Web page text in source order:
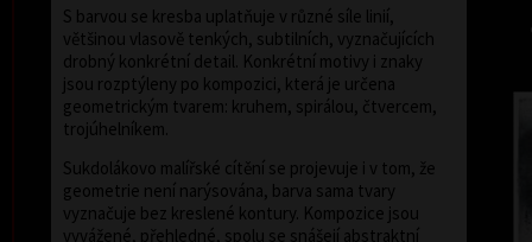
S barvou se kresba uplatňuje v různé síle linií,
většinou vlasově tenkých, subtilních, vyznačujících
drobný konkrétní detail. Konkrétní motivy i znaky
jsou rozptýleny po kompozici, která je určena
geometrickým tvarem: kruhem, spirálou, čtvercem,
trojúhelníkem.
Sukdolákovo malířské cítění se projevuje i v tom, že
geometrie není narýsována, barva sama tvary
vyznačuje bez kreslené kontury. Kompozice jsou
vyvážené, přehledné, spolu se snášejí abstraktní